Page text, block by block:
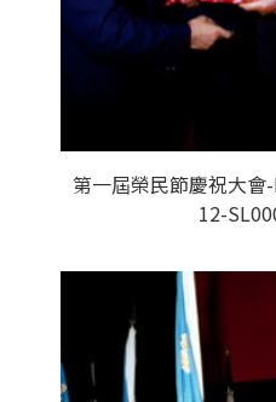
第一屆榮民節慶祝大會
12-